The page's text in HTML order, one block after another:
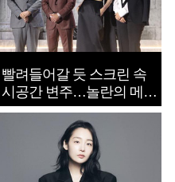
빨려들어갈 듯 스크린 속
시공간 변주…놀란의 메시
지는 ‘전쟁 속죄’